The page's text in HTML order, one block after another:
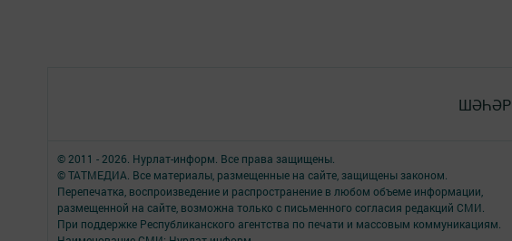
ШӘҺӘР
© 2011 - 2026. Нурлат-⁠информ. Все права защищены.
© ТАТМЕДИА. Все материалы, размещенные на сайте, защищены законом.
Перепечатка, воспроизведение и распространение в любом объеме информации,
размещенной на сайте, возможна только с письменного согласия редакций СМИ.
При поддержке Республиканского агентства по печати и массовым коммуникациям.